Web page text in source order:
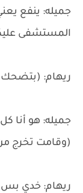
جميله: ينفع
المستشفى
ريهام:
جميله: هو أنا
(وقامت تخرج
ريهام: خدي